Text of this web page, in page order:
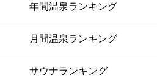
年間温泉ランキング
月間温泉ランキング
サウナランキング